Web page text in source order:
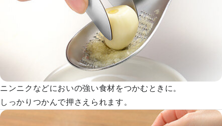
ニンニクなどにおいの強い食材をつかむときに。
しっかりつかんで押さえられます。